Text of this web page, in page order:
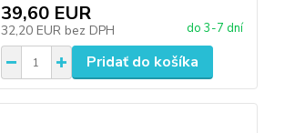
39,60 EUR
32,20 EUR bez DPH do 3-7 dní
Pridať do košíka